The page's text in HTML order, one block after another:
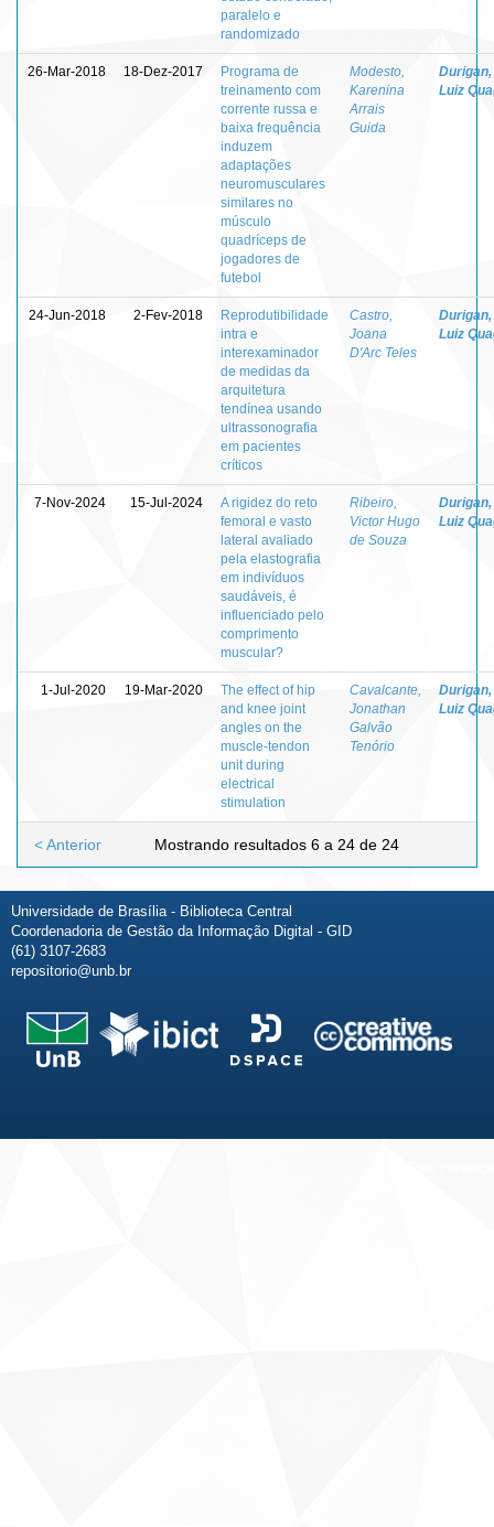
paralelo e
randomizado
26-Mar-2018 18-Dez-2017
Programa de
treinamento com
corrente russa e
baixa frequência
induzem
adaptações
neuromusculares
similares no
músculo
quadríceps de
jogadores de
futebol
Modesto,
Karenina
Arrais
Guida
Luiz
24-Jun-2018 2-Fev-2018
Reprodutibilidade
intra e
interexaminador
de medidas da
arquitetura
tendínea usando
ultrassonografia
em pacientes
críticos
Castro,
Joana
D'Arc Teles
Luiz
7-Nov-2024 15-Jul-2024
A rigidez do reto
femoral e vasto
lateral avaliado
pela elastografia
em indivíduos
saudáveis, é
influenciado pelo
comprimento
muscular?
Ribeiro,
Victor Hugo
de Souza
Luiz
1-Jul-2020 19-Mar-2020
The effect of hip
and knee joint
angles on the
muscle-tendon
unit during
electrical
stimulation
Cavalcante,
Jonathan
Galvão
Tenório
Luiz
Mostrando resultados 6 a 24 de 24
< Anterior
Universidade de Brasília - Biblioteca Central
Coordenadoria de Gestão da Informação Digital - GID
(61) 3107-2683
repositorio@unb.br